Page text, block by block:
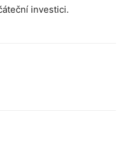
investici.